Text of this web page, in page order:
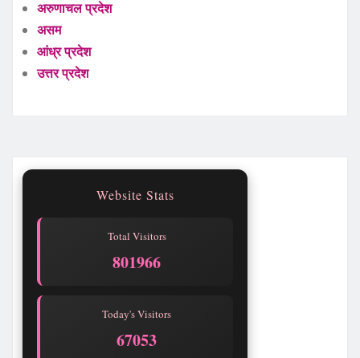
अरुणाचल प्रदेश
असम
आंध्र प्रदेश
उत्तर प्रदेश
Website Stats
Total Visitors
801969
Today's Visitors
67056